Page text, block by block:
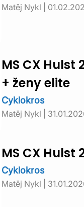
Matěj Nykl
MS CX Hulst
+ ženy elite
Cyklokros
Matěj Nykl
MS CX Hulst
Cyklokros
Matěj Nykl